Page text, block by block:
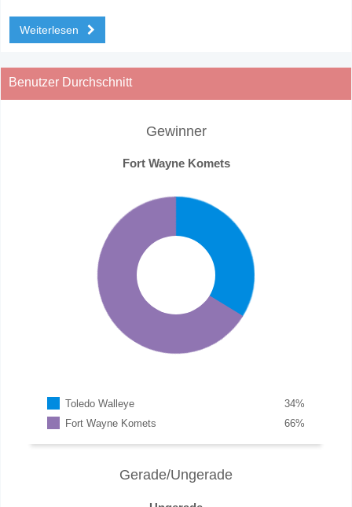
Weiterlesen
Benutzer Durchschnitt
Gewinner
Fort Wayne Komets
Toledo Walleye %
34
Fort Wayne Komets
%
66
Gerade/Ungerade